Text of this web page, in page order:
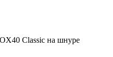
Classic на шнуре